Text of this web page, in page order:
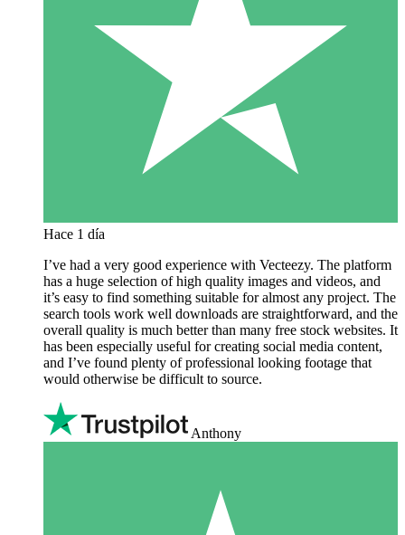
Hace 1 día
I’ve had a very good experience with Vecteezy. The platform
has a huge selection of high quality images and videos, and
it’s easy to find something suitable for almost any project. The
search tools work well downloads are straightforward, and the
overall quality is much better than many free stock websites. It
has been especially useful for creating social media content,
and I’ve found plenty of professional looking footage that
would otherwise be difficult to source.
Anthony